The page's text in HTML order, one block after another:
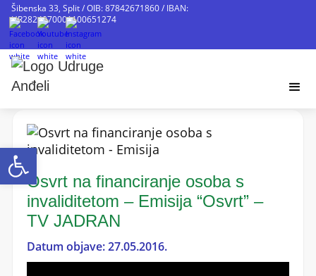
Open toolbar
Šibenska 33, Split / OIB: 87842671860 / IBAN:
HR2824070001100651274
Osvrt na financiranje osoba s
invaliditetom – Emisija “Osvrt” –
TV JADRAN
Datum objave: 27.05.2016.